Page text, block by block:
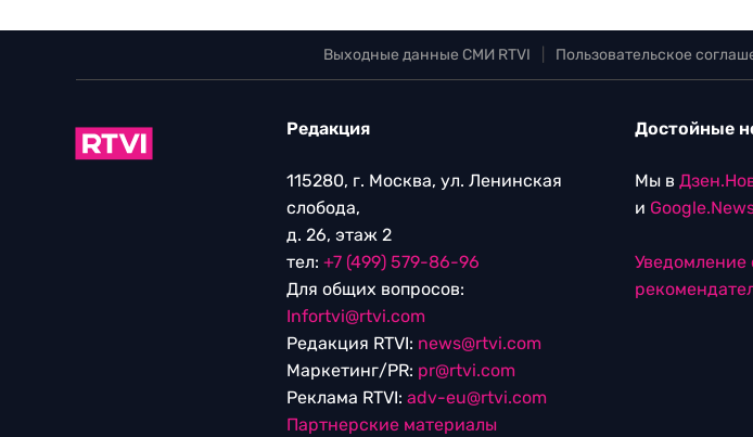
Выходные данные СМИ RTVI Пользовательское
Редакция
115280, г. Москва, ул. Ленинская
слобода,
д. 26, этаж 2
тел: +7 (499) 579-86-96
Для общих вопросов:
Infortvi@rtvi.com
Редакция RTVI: news@rtvi.com
Маркетинг/PR: pr@rtvi.com
Реклама RTVI: adv-eu@rtvi.com
Партнерские материалы
Достойные
Мы в
и
Уведомление